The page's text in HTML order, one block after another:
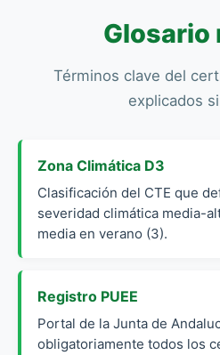
Glosario
Términos clave del
explicados
Zona Climática D3
Clasificación del CTE que
severidad climática media-
media en verano (3).
Registro PUEE
Portal de la Junta de
obligatoriamente todos los